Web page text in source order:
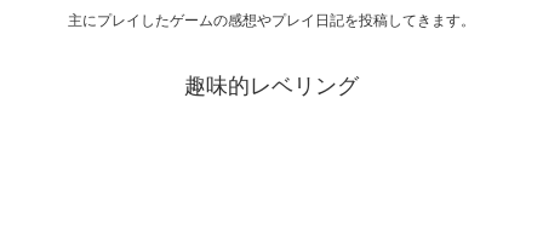
主にプレイしたゲームの感想やプレイ日記を投稿してきます。
趣味的レベリング